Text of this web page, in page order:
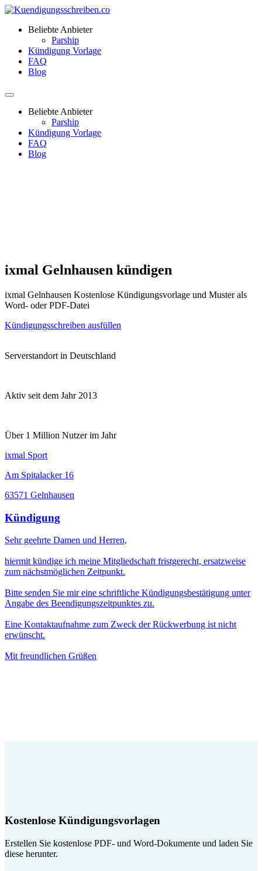
Beliebte Anbieter
Parship
Kündigung Vorlage
FAQ
Blog
Beliebte Anbieter
Parship
Kündigung Vorlage
FAQ
Blog
ixmal Gelnhausen kündigen
ixmal Gelnhausen Kostenlose Kündigungsvorlage und Muster als
Word- oder PDF-Datei
Kündigungsschreiben ausfüllen
Serverstandort in Deutschland
Aktiv seit dem Jahr 2013
Über 1 Million Nutzer im Jahr
ixmal Sport
Am Spitalacker 16
63571 Gelnhausen
Kündigung
Sehr geehrte Damen und Herren,
hiermit kündige ich meine Mitgliedschaft fristgerecht, ersatzweise
zum nächstmöglichen Zeitpunkt.
Bitte senden Sie mir eine schriftliche Kündigungsbestätigung unter
Angabe des Beendigungszeitpunktes zu.
Eine Kontaktaufnahme zum Zweck der Rückwerbung ist nicht
erwünscht.
Mit freundlichen Grüßen
Kostenlose Kündigungsvorlagen
Erstellen Sie kostenlose PDF- und Word-Dokumente und laden Sie
diese herunter.